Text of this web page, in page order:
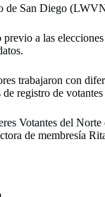
San Diego
a las
trabajaron con
registro de
Votantes del
de membresía